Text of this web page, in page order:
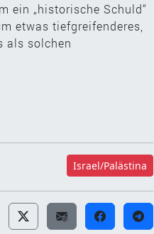
ein „historische Schuld“
etwas tiefgreifenderes,
als solchen
Israel/Palästina